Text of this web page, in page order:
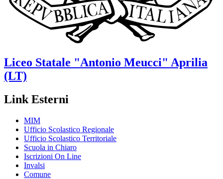
Liceo Statale "Antonio Meucci" Aprilia
(LT)
Link Esterni
MIM
Ufficio Scolastico Regionale
Ufficio Scolastico Territoriale
Scuola in Chiaro
Iscrizioni On Line
Invalsi
Comune